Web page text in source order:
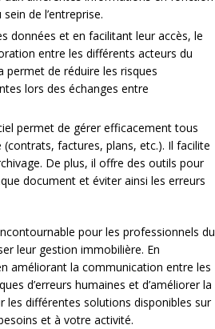
de l’entreprise.
données et en facilitant leur accès, le
entre les différents acteurs du
permet de réduire les risques
lors des échanges entre
permet de gérer efficacement tous
factures, plans, etc.). Il facilite
De plus, il offre des outils pour
document et éviter ainsi les erreurs
pour les professionnels du
leur gestion immobilière. En
améliorant la communication entre les
d’erreurs humaines et d’améliorer la
les différentes solutions disponibles sur
et à votre activité.